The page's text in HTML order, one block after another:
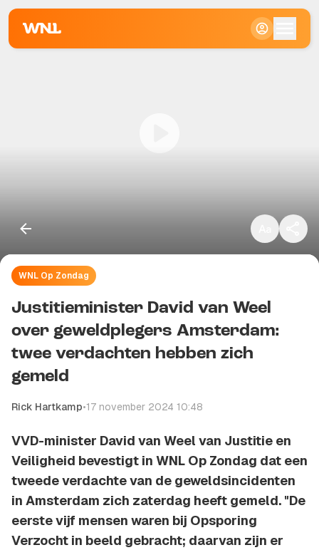
WNL Op Zondag
Justitieminister David van Weel
over geweldplegers Amsterdam:
twee verdachten hebben zich
gemeld
Rick Hartkamp•17 november 2024 10:48
VVD-minister David van Weel van Justitie en
Veiligheid bevestigt in WNL Op Zondag dat een
tweede verdachte van de geweldsincidenten
in Amsterdam zich zaterdag heeft gemeld. "De
eerste vijf mensen waren bij Opsporing
Verzocht in beeld gebracht; daarvan zijn er